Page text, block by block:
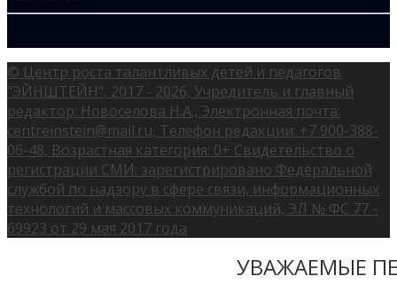
© Центр роста талантливых детей и педагогов
"ЭЙНШТЕЙН", 2017 - 2026, Учредитель и главный
редактор: Новоселова Н.А., Электронная почта:
centreinstein@mail.ru, Телефон редакции: +7 900-388-
06-48, Возрастная категория: 0+ Свидетельство о
регистрации СМИ: зарегистрировано Федеральной
службой по надзору в сфере связи, информационных
технологий и массовых коммуникаций, ЭЛ № ФС 77 -
69923 от 29 мая 2017 года
УВАЖАЕМЫЕ